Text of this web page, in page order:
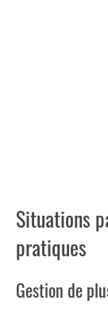
Situations
pratiques
Gestion de